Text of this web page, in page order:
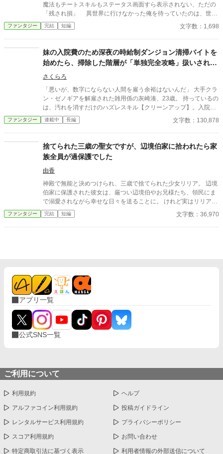
魔法もチートスキルもステータス画面すら表示されない、ただの
「残され損」 異世界に行けなかった俺を待っていたのは、世知
辛い現実だった。 AI使用状況 GoogleのGeminiさん使ってます〜
誤字脱字チェックと調べ物お願いしてます
ファンタジー 完結 短編 文字数：1,698
妹の入院費のため深夜の時給制ダンジョン清掃バイトを
始めたら、掃除した階層が「単独完全攻略」扱いされ、
正体不明の人類最強を巡り世界中が動き出す
さくらろ
「悪いが、数字にならない人間を雇う余裕はないんだ」 大手クラ
ン・ゼノギアを解雇された雑用係の灰崎湊、23歳。 持っているの
は、汚れを消すだけのハズレスキル【クリーンアップ】。入院中
の妹の治療費を稼ぐため、湊は深夜のダンジョン清掃バイトを始
める。 ——だがその夜、湊が「散らかってるなあ」と掃除した階
も、残留魔素も。湊にとってはぜんぶ、ただの「汚れ」。 翌朝、
ダンジョン協会は観測史上初の【単独完全攻略】を検知。正体不
明の攻略者《ファントム》の存在に、世界中の探索者が、国家
が、人類最強が動き出す。 「時給、ちょっと上がらないかな。妹
い。 一方その頃、湊を切り捨てた古巣のクランでは、原因不明の
事故が相次いでいて——。 これは、世界で一番静かな最強が、世
界を綺麗にしていく物語。
ファンタジー 連載中 長編 文字数：130,878
捨てられた三歳の聖女ですが、辺境伯家に拾われたら家
族全員が過保護でした
由香
神殿で無能と決めつけられ、三歳で捨てられた少女リリア。 辺境
伯家に保護された彼女は、厳つい辺境伯やお兄様たち、領民にま
で溺愛されながら幸せな日々を送ることに。 けれど実はリリア
は、数百年に一人現れる伝説級の聖女だった。 これは捨てられた
幼女聖女が、たくさんの愛に包まれながら成長していく物語。
ファンタジー 完結 短編 文字数：36,970
アプリ一覧
公式SNS一覧
ご利用について
利用規約 ヘルプ
アルファコイン利用規約 投稿ガイドライン
レンタルサービス利用規約 プライバシーポリシー
スコア利用規約 お問い合わせ
特定商取引法に基づく表示 利用者情報の外部送信について